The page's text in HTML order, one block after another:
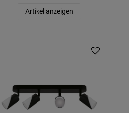
Artikel anzeigen